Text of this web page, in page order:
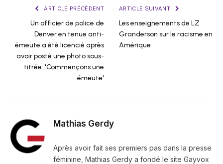
ARTICLE PRÉCÉDENT
Un officier de police de
Denver en tenue anti-
émeute a été licencié après
avoir posté une photo sous-
titrée: 'Commençons une
émeute'
ARTICLE SUIVANT
Les enseignements de LZ
Granderson sur le racisme en
Amérique
Mathias Gerdy
Après avoir fait ses premiers pas dans la presse
féminine, Mathias Gerdy a fondé le site Gayvox